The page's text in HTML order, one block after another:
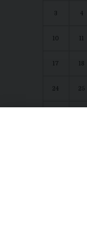
3 4
10
17 18
24 25